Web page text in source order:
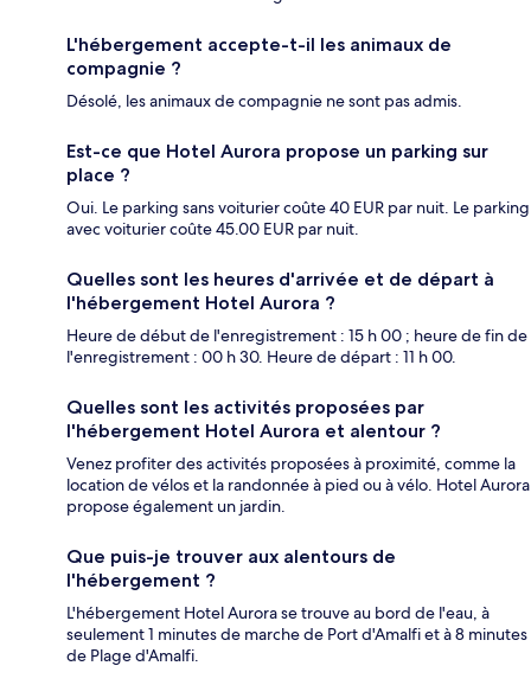
L'hébergement accepte-t-il les animaux de
compagnie ?
Désolé, les animaux de compagnie ne sont pas admis.
Est-ce que Hotel Aurora propose un parking sur
place ?
Oui. Le parking sans voiturier coûte 40 EUR par nuit. Le parking
avec voiturier coûte 45.00 EUR par nuit.
Quelles sont les heures d'arrivée et de départ à
l'hébergement Hotel Aurora ?
Heure de début de l'enregistrement : 15 h 00 ; heure de fin de
l'enregistrement : 00 h 30. Heure de départ : 11 h 00.
Quelles sont les activités proposées par
l'hébergement Hotel Aurora et alentour ?
Venez profiter des activités proposées à proximité, comme la
location de vélos et la randonnée à pied ou à vélo. Hotel Aurora
propose également un jardin.
Que puis-je trouver aux alentours de
l'hébergement ?
L'hébergement Hotel Aurora se trouve au bord de l'eau, à
seulement 1 minutes de marche de Port d'Amalfi et à 8 minutes
de Plage d'Amalfi.